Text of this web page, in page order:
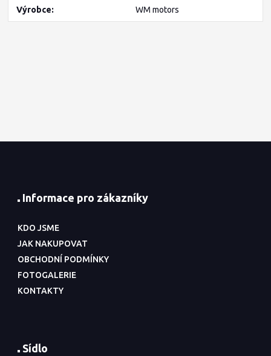
Výrobce WM motors
Informace pro zákazníky
KDO JSME
JAK NAKUPOVAT
OBCHODNÍ PODMÍNKY
FOTOGALERIE
KONTAKTY
Sídlo